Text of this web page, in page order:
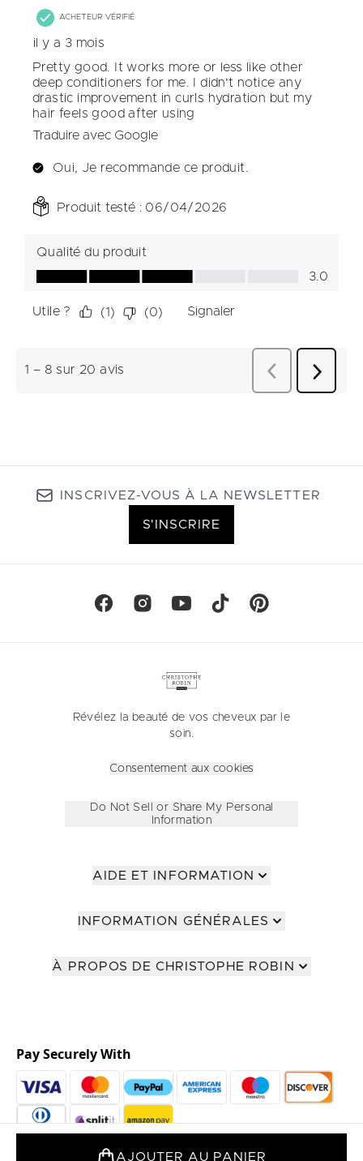
AJOUTER AU PANIER
INSCRIVEZ-VOUS À LA NEWSLETTER
S'INSCRIRE
Révélez la beauté de vos cheveux par le
soin.
Consentement aux cookies
Do Not Sell or Share My Personal
Information
AIDE ET INFORMATION
INFORMATION GÉNÉRALES
À PROPOS DE CHRISTOPHE ROBIN
2026 The Hut Group
Pay Securely With